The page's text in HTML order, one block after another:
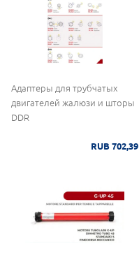
Адаптеры для трубчатых
двигателей жалюзи и шторы
DDR
RUB 702,39